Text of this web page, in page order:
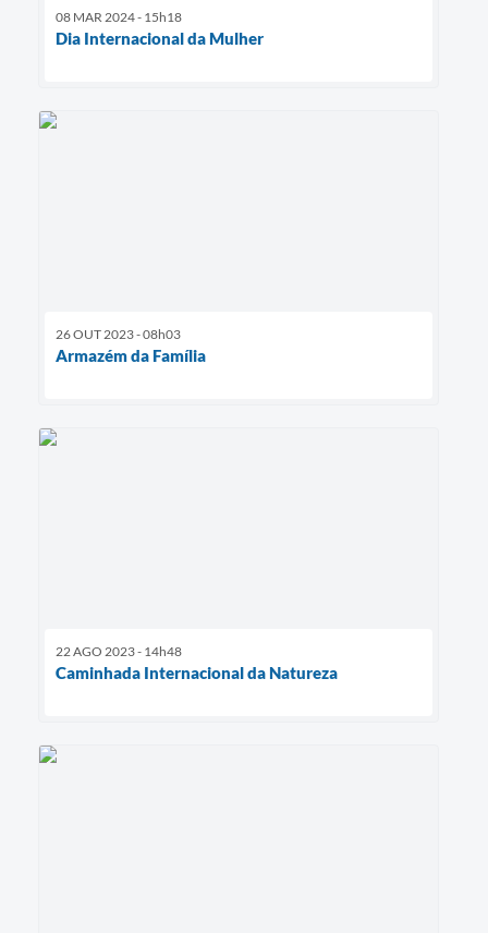
08 MAR 2024 - 15h18
Dia Internacional da Mulher
26 OUT 2023 - 08h03
Armazém da Família
22 AGO 2023 - 14h48
Caminhada Internacional da Natureza